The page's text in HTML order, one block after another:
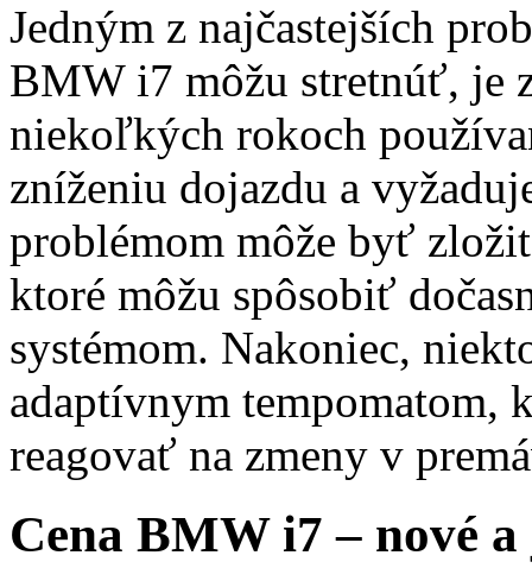
Jedným z najčastejších
BMW i7 môžu stretnúť, je
niekoľkých rokoch
zníženiu dojazdu a
problémom môže byť
ktoré môžu spôsobiť
systémom. Nakoniec,
adaptívnym tempomatom,
reagovať na zmeny v
Cena BMW i7 – nové